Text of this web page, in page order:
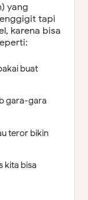
yang
tapi
karena bisa
buat
gara-gara
teror bikin
kita bisa